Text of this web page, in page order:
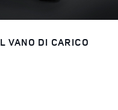
VANO DI CARICO